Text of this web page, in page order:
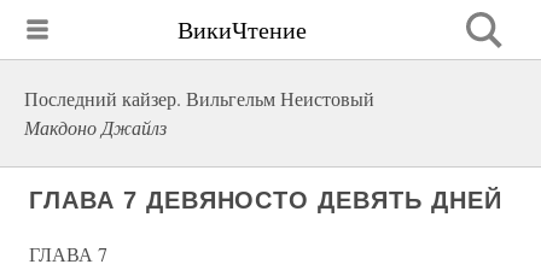
ВикиЧтение
Последний кайзер. Вильгельм Неистовый
Макдоно Джайлз
ГЛАВА 7 ДЕВЯНОСТО ДЕВЯТЬ ДНЕЙ
ГЛАВА 7